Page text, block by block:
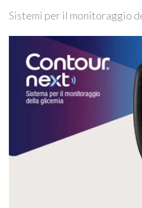
Sistemi per il monitoraggio